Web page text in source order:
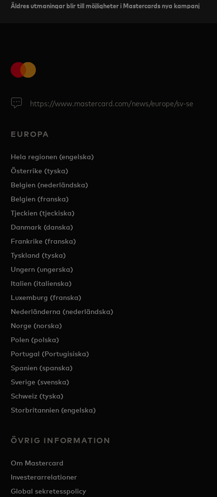
Äldres utmaningar blir till möjligheter i Mastercards nya kampanj
https://www.mastercard.com/news/europe/sv-se
EUROPA
Hela regionen (engelska)
Österrike (tyska)
Belgien (nederländska)
Belgien (franska)
Tjeckien (tjeckiska)
Danmark (danska)
Frankrike (franska)
Tyskland (tyska)
Ungern (ungerska)
Italien (italienska)
Luxemburg (franska)
Nederländerna (nederländska)
Norge (norska)
Polen (polska)
Portugal (Portugisiska)
Spanien (spanska)
Sverige (svenska)
Schweiz (tyska)
Storbritannien (engelska)
ÖVRIG INFORMATION
Om Mastercard
Investerarrelationer
Global sekretesspolicy